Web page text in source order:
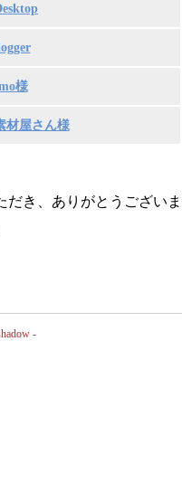
様
材屋さん様
き、ありがとうございま
-